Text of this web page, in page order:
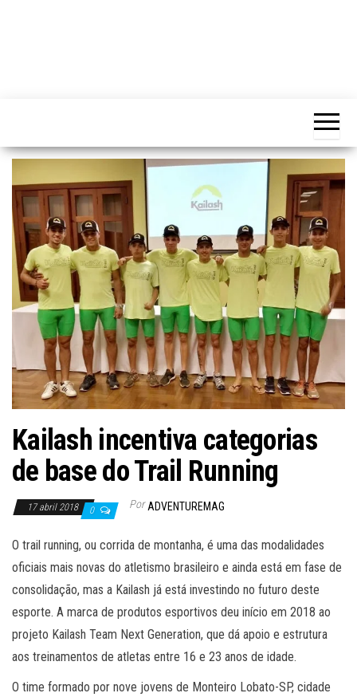
Kailash incentiva categorias
de base do Trail Running
17 abril 2018 0 Por ADVENTUREMAG
O trail running, ou corrida de montanha, é uma das modalidades
oficiais mais novas do atletismo brasileiro e ainda está em fase de
consolidação, mas a Kailash já está investindo no futuro deste
esporte. A marca de produtos esportivos deu início em 2018 ao
projeto Kailash Team Next Generation, que dá apoio e estrutura
aos treinamentos de atletas entre 16 e 23 anos de idade.
O time formado por nove jovens de Monteiro Lobato-SP, cidade